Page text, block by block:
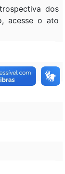
dos
acesse o ato